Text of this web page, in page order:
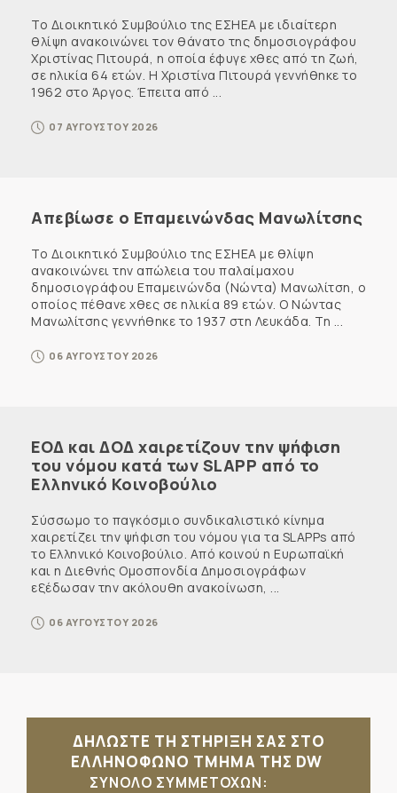
Το Διοικητικό Συμβούλιο της ΕΣΗΕΑ με ιδιαίτερη
θλίψη ανακοινώνει τον θάνατο της δημοσιογράφου
Χριστίνας Πιτουρά, η οποία έφυγε χθες από τη ζωή,
σε ηλικία 64 ετών. Η Χριστίνα Πιτουρά γεννήθηκε το
1962 στο Άργος. Έπειτα από ...
07 ΑΥΓΟΥΣΤΟΥ 2026
Απεβίωσε ο Επαμεινώνδας Μανωλίτσης
Το Διοικητικό Συμβούλιο της ΕΣΗΕΑ με θλίψη
ανακοινώνει την απώλεια του παλαίμαχου
δημοσιογράφου Επαμεινώνδα (Νώντα) Μανωλίτση, ο
οποίος πέθανε χθες σε ηλικία 89 ετών. Ο Νώντας
Μανωλίτσης γεννήθηκε το 1937 στη Λευκάδα. Τη ...
06 ΑΥΓΟΥΣΤΟΥ 2026
ΕΟΔ και ΔΟΔ χαιρετίζουν την ψήφιση
του νόμου κατά των SLAPP από το
Ελληνικό Κοινοβούλιο
Σύσσωμο το παγκόσμιο συνδικαλιστικό κίνημα
χαιρετίζει την ψήφιση του νόμου για τα SLAPPs από
το Ελληνικό Κοινοβούλιο. Από κοινού η Ευρωπαϊκή
και η Διεθνής Ομοσπονδία Δημοσιογράφων
εξέδωσαν την ακόλουθη ανακοίνωση, ...
06 ΑΥΓΟΥΣΤΟΥ 2026
ΔΗΛΩΣΤΕ ΤΗ ΣΤΗΡΙΞΗ ΣΑΣ ΣΤΟ
ΕΛΛΗΝΟΦΩΝΟ ΤΜΗΜΑ ΤΗΣ DW
ΣΥΝΟΛΟ ΣΥΜΜΕΤΟΧΩΝ: